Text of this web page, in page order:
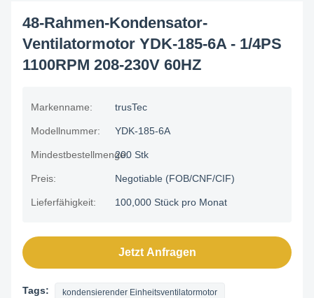
48-Rahmen-Kondensator-
Ventilatormotor YDK-185-6A - 1/4PS
1100RPM 208-230V 60HZ
Markenname: trusTec
Modellnummer: YDK-185-6A
Mindestbestellmenge:200 Stk
Preis: Negotiable (FOB/CNF/CIF)
Lieferfähigkeit: 100,000 Stück pro Monat
Jetzt Anfragen
Tags: kondensierender Einheitsventilatormotor